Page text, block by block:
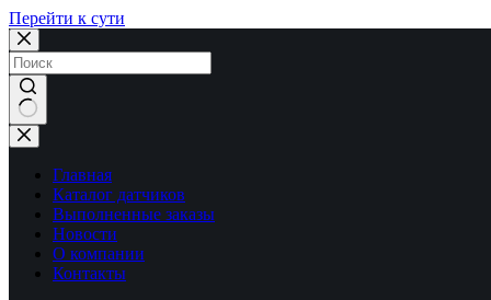
Перейти к сути
Ничего
не
найденоГлавная
Каталог датчиков
Выполненные заказы
Новости
О компании
Контакты